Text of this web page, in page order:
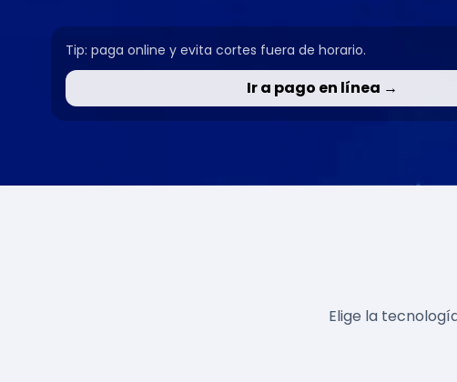
Tip: paga online y evita cortes fuera de horario.
Ir a pago en línea →
Elige la